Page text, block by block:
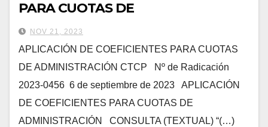
PARA CUOTAS DE
ADMINISTRACIÓN
NOV 21, 2023
APLICACIÓN DE COEFICIENTES PARA CUOTAS
DE ADMINISTRACIÓN CTCP Nº de Radicación
2023-0456 6 de septiembre de 2023 APLICACIÓN
DE COEFICIENTES PARA CUOTAS DE
ADMINISTRACIÓN CONSULTA (TEXTUAL) “(…)